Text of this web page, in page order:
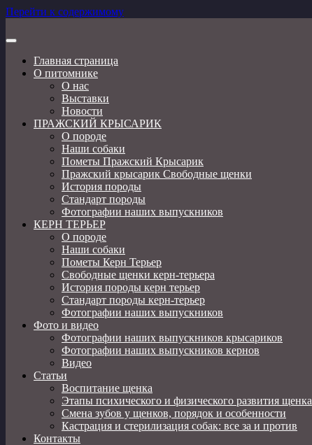
Перейти к содержимому
Главная страница
О питомнике
О нас
Выставки
Новости
ПРАЖСКИЙ КРЫСАРИК
О породе
Наши собаки
Пометы Пражский Крысарик
Пражский крысарик Свободные щенки
История породы
Стандарт породы
Фотографии наших выпускников
КЕРН ТЕРЬЕР
О породе
Наши собаки
Пометы Керн Терьер
Свободные щенки керн-терьера
История породы керн терьер
Стандарт породы керн-терьер
Фотографии наших выпускников
Фото и видео
Фотографии наших выпускников крысариков
Фотографии наших выпускников кернов
Видео
Статьи
Воспитание щенка
Этапы психического и физического развития щенка
Смена зубов у щенков, порядок и особенности
Кастрация и стерилизация собак: все за и против
Контакты